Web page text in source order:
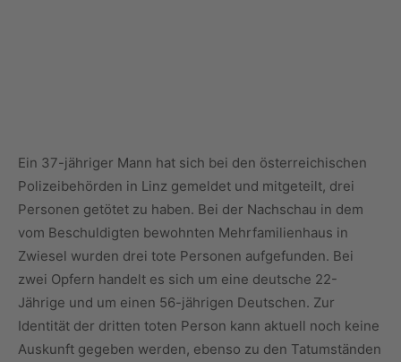
Ein 37-jähriger Mann hat sich bei den österreichischen
Polizeibehörden in Linz gemeldet und mitgeteilt, drei
Personen getötet zu haben. Bei der Nachschau in dem
vom Beschuldigten bewohnten Mehrfamilienhaus in
Zwiesel wurden drei tote Personen aufgefunden. Bei
zwei Opfern handelt es sich um eine deutsche 22-
Jährige und um einen 56-jährigen Deutschen. Zur
Identität der dritten toten Person kann aktuell noch keine
Auskunft gegeben werden, ebenso zu den Tatumständen